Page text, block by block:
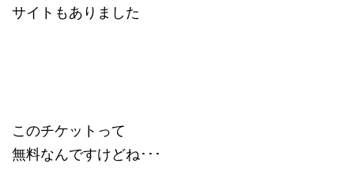
サイトもありました
このチケットって
無料なんですけどね･･･